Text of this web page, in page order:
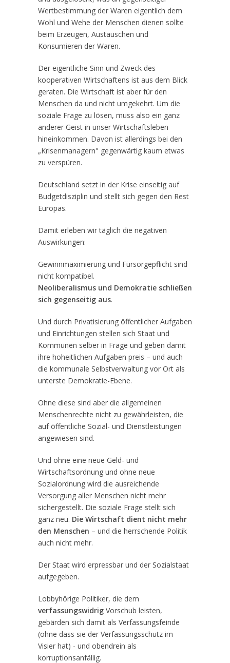
Wertbestimmung der Waren eigentlich dem
Wohl und Wehe der Menschen dienen sollte
beim Erzeugen, Austauschen und
Konsumieren der Waren.
Der eigentliche Sinn und Zweck des
kooperativen Wirtschaftens ist aus dem Blick
geraten. Die Wirtschaft ist aber für den
Menschen da und nicht umgekehrt. Um die
soziale Frage zu lösen, muss also ein ganz
anderer Geist in unser Wirtschaftsleben
hineinkommen. Davon ist allerdings bei den
„Krisenmanagern" gegenwärtig kaum etwas
zu verspüren.
Deutschland setzt in der Krise einseitig auf
Budgetdisziplin und stellt sich gegen den Rest
Europas.
Damit erleben wir täglich die negativen
Auswirkungen:
Gewinnmaximierung und Fürsorgepflicht sind
nicht kompatibel.
Neoliberalismus und Demokratie schließen
sich gegenseitig aus.
Und durch Privatisierung öffentlicher Aufgaben
und Einrichtungen stellen sich Staat und
Kommunen selber in Frage und geben damit
ihre hoheitlichen Aufgaben preis – und auch
die kommunale Selbstverwaltung vor Ort als
unterste Demokratie-Ebene.
Ohne diese sind aber die allgemeinen
Menschenrechte nicht zu gewährleisten, die
auf öffentliche Sozial- und Dienstleistungen
angewiesen sind.
Und ohne eine neue Geld- und
Wirtschaftsordnung und ohne neue
Sozialordnung wird die ausreichende
Versorgung aller Menschen nicht mehr
sichergestellt. Die soziale Frage stellt sich
ganz neu. Die Wirtschaft dient nicht mehr
den Menschen – und die herrschende Politik
auch nicht mehr.
Der Staat wird erpressbar und der Sozialstaat
aufgegeben.
Lobbyhörige Politiker, die dem
verfassungswidrig Vorschub leisten,
gebärden sich damit als Verfassungsfeinde
(ohne dass sie der Verfassungsschutz im
Visier hat) - und obendrein als
korruptionsanfällig.